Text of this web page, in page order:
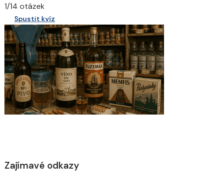
1/14 otázek
Spustit kvíz
Zajímavé odkazy